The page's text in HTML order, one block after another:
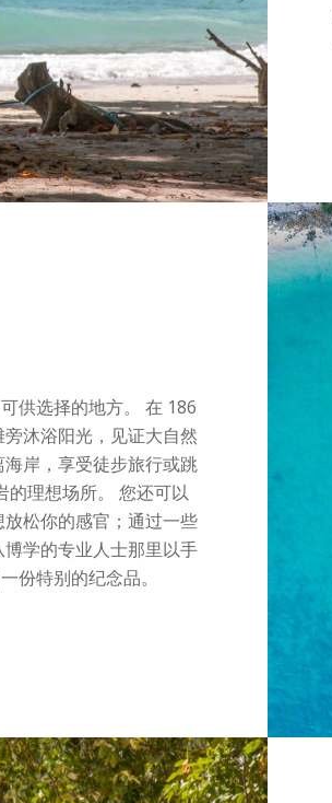
供选择的地方。 在 186
沐浴阳光，见证大自然
岸，享受徒步旅行或跳
的理想场所。 您还可以
松你的感官；通过一些
学的专业人士那里以手
份特别的纪念品。